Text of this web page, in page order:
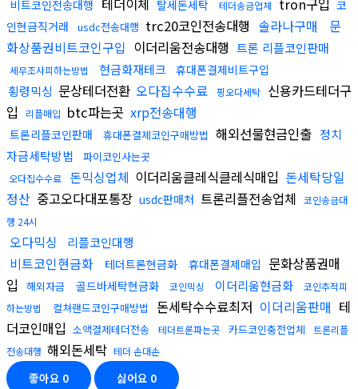
비트코인전송대행 테더이체 탈세돈세탁 테더송금업체 tron구입 코
인현금직거래
usdc전송대행 trc20코인전송대행 솔라나구매
문
화상품권비트코인구입 이더리움전송대행 트론 리플코인판매
세무조사피하는방법 현금화재테크 휴대폰결제비트구입
횡령믹싱 문상테더전환 오다집수수료 핑오다세탁 신용카드테더구
입
리플매입 btc파는곳 xrp전송대행
트론리플코인판매 휴대폰결제코인구매방법 해외선물현금인출 정치
자금세탁방법
파이코인사는곳
오다집수수료 돈믹싱업체 이더리움클레식클레식매입 돈세탁당일
정산 중고오다대포통장 usdc판매처 트론리플전송업체 코인송금대
행 24시
오다믹싱 리플코인대행
비트코인현금화 테더트론현금화 휴대폰결제매입 문화상품권매
입
해외자금 골드바세탁현금화 코인믹싱 이더리움현금화
코인추적피
하는방법
컬쳐랜드코인구매방법 돈세탁수수료최저 이더리움판매 테
더코인매입 소액결제테더전송 테더트론파는곳 카드코인충전업체
트론리플
전송대행 해외돈세탁 테더 손대손
좋아요 0 싫어요 0